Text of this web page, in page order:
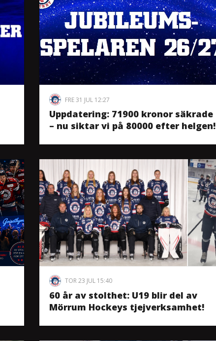
FRE 31 JUL 12:27
Uppdatering: 71900 kronor säkrade
– nu siktar vi på 80000 efter helgen!
TOR 23 JUL 15:40
60 år av stolthet: U19 blir del av
Mörrum Hockeys tjejverksamhet!